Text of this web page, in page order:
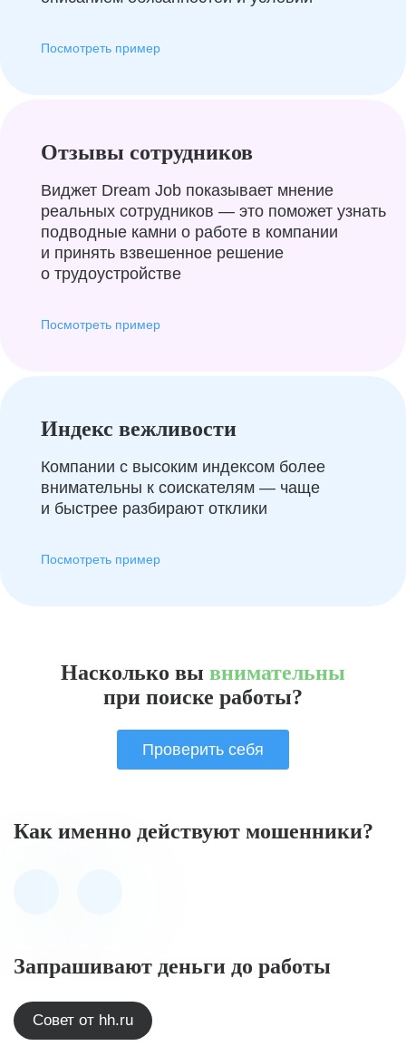
Посмотреть пример
Отзывы сотрудников
Виджет Dream Job показывает мнение
реальных сотрудников — это поможет узнать
подводные камни о работе в компании
и принять взвешенное решение
о трудоустройстве
Посмотреть пример
Индекс вежливости
Компании с высоким индексом более
внимательны к соискателям — чаще
и быстрее разбирают отклики
Посмотреть пример
Насколько вы внимательны
при поиске работы?
Проверить себя
Как именно действуют мошенники?
Запрашивают деньги до работы
Совет от hh.ru